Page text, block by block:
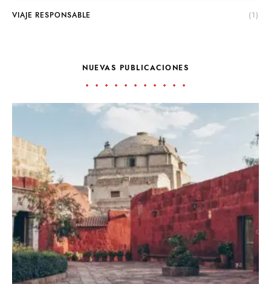
VIAJE RESPONSABLE (1)
NUEVAS PUBLICACIONES